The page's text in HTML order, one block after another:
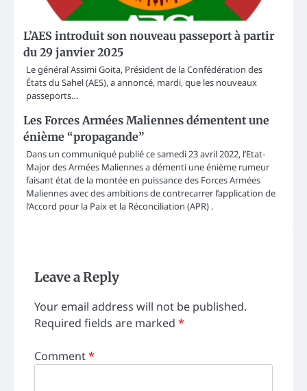
L’AES introduit son nouveau passeport à partir
du 29 janvier 2025
Le général Assimi Goita, Président de la Confédération des
États du Sahel (AES), a annoncé, mardi, que les nouveaux
passeports…
Les Forces Armées Maliennes démentent une
énième “propagande”
Dans un communiqué publié ce samedi 23 avril 2022, l’Etat-
Major des Armées Maliennes a démenti une énième rumeur
faisant état de la montée en puissance des Forces Armées
Maliennes avec des ambitions de contrecarrer l’application de
l’Accord pour la Paix et la Réconciliation (APR) .
Leave a Reply
Your email address will not be published.
Required fields are marked *
Comment*